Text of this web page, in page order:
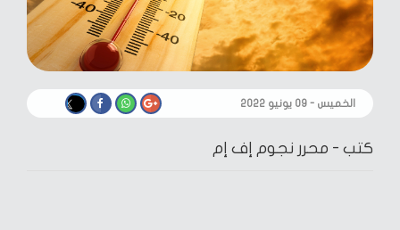
الخميس - ٠٩ يونيو ٢٠٢٢
كتب - محرر نجوم إف إم